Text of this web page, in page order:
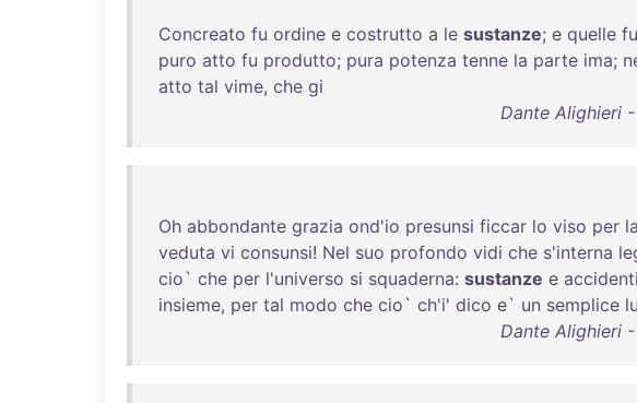
Concreato fu ordine e costrutto a le sustanze; e quelle
puro atto fu produtto; pura potenza tenne la parte ima;
atto tal vime, che gi
Dante Alighieri
Oh abbondante grazia ond'io presunsi ficcar lo viso per la
veduta vi consunsi! Nel suo profondo vidi che s'interna
cio` che per l'universo si squaderna: sustanze e accidenti
insieme, per tal modo che cio` ch'i' dico e` un semplice
Dante Alighieri